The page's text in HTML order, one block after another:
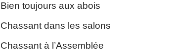
Bien toujours aux abois
Chassant dans les salons
Chassant à l’Assemblée